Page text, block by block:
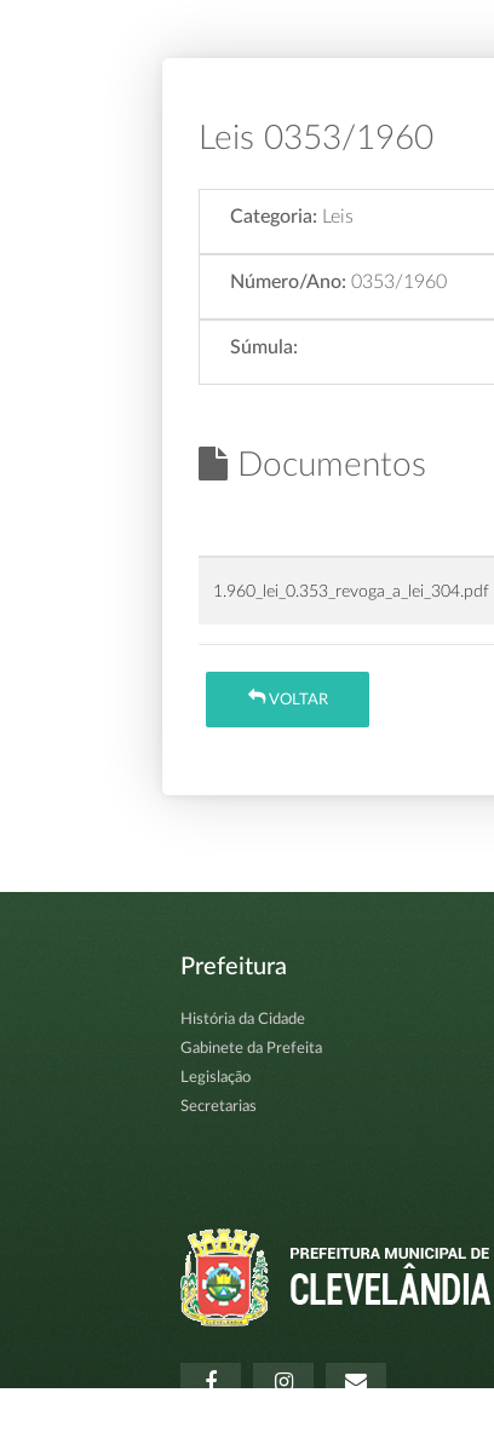
Leis 0353/1960
Categoria: Leis
Número/Ano: 0353/1960
Súmula:
Documentos
1.960_lei_0.353_revoga_a_lei_304.pdf
VOLTAR
Prefeitura
História da Cidade
Gabinete da Prefeita
Legislação
Secretarias